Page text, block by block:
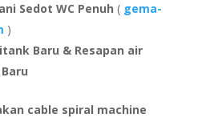
Sedot WC Penuh ( gema-
)
Baru & Resapan air
cable spiral machine